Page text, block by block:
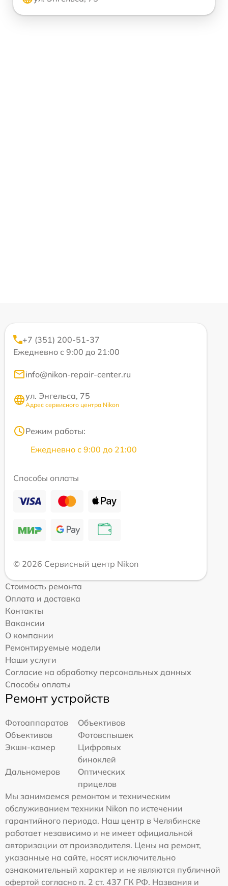
+7 (351) 200-51-37
Ежедневно с 9:00 до 21:00
info@nikon-repair-center.ru
ул. Энгельса, 75
Адрес сервисного центра Nikon
Режим работы:
Ежедневно с 9:00 до 21:00
Способы оплаты
© 2026 Сервисный центр Nikon
Стоимость ремонта
Оплата и доставка
Контакты
Вакансии
О компании
Ремонтируемые модели
Наши услуги
Согласие на обработку персональных данных
Способы оплаты
Ремонт устройств
Фотоаппаратов
Объективов
Объективов
Фотовспышек
Экшн-камер
Цифровых
биноклей
Дальномеров
Оптических
прицелов
Мы занимаемся ремонтом и техническим
обслуживанием техники Nikon по истечении
гарантийного периода. Наш центр в Челябинске
работает независимо и не имеет официальной
авторизации от производителя. Цены на ремонт,
указанные на сайте, носят исключительно
ознакомительный характер и не являются публичной
офертой согласно п. 2 ст. 437 ГК РФ. Названия и